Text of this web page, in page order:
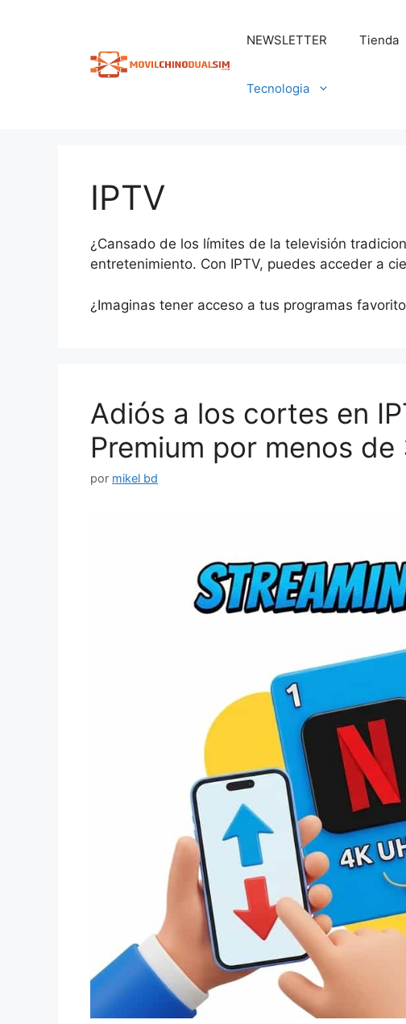
NEWSLETTER Tienda
Tecnologia
IPTV
¿Cansado de los límites de la televisión
entretenimiento. Con IPTV, puedes acceder a
¿Imaginas tener acceso a tus programas
Adiós a los cortes en
Premium por menos de
por mikel bd